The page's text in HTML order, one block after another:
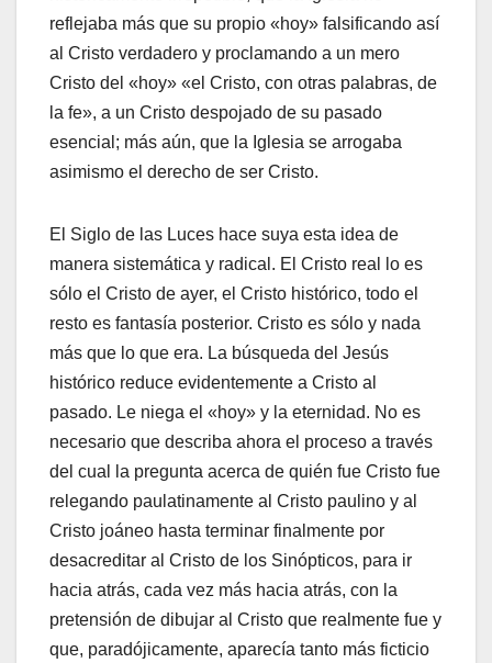
reflejaba más que su propio «hoy» falsificando así
al Cristo verdadero y proclamando a un mero
Cristo del «hoy» «el Cristo, con otras palabras, de
la fe», a un Cristo despojado de su pasado
esencial; más aún, que la Iglesia se arrogaba
asimismo el derecho de ser Cristo.
El Siglo de las Luces hace suya esta idea de
manera sistemática y radical. El Cristo real lo es
sólo el Cristo de ayer, el Cristo histórico, todo el
resto es fantasía posterior. Cristo es sólo y nada
más que lo que era. La búsqueda del Jesús
histórico reduce evidentemente a Cristo al
pasado. Le niega el «hoy» y la eternidad. No es
necesario que describa ahora el proceso a través
del cual la pregunta acerca de quién fue Cristo fue
relegando paulatinamente al Cristo paulino y al
Cristo joáneo hasta terminar finalmente por
desacreditar al Cristo de los Sinópticos, para ir
hacia atrás, cada vez más hacia atrás, con la
pretensión de dibujar al Cristo que realmente fue y
que, paradójicamente, aparecía tanto más ficticio